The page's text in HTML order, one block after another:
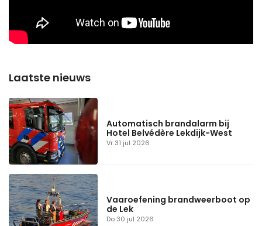
Vr 31 jul 2026
Automatisch brandalarm bij
Hotel Belvédère Lekdijk-West
Do 30 jul 2026
Vaaroefening brandweerboot op
de Lek